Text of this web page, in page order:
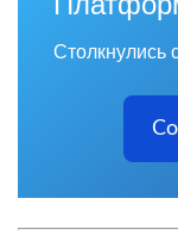
Столкнулись